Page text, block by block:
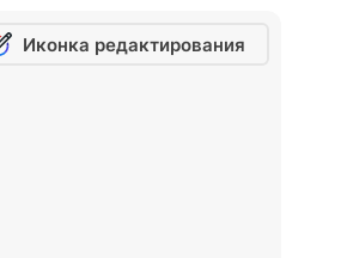
Иконка редактирования